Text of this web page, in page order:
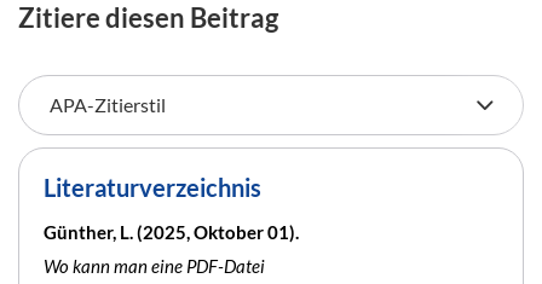
Zitiere diesen Beitrag
Literaturverzeichnis
Günther, L. (2025, Oktober 01).
Wo kann man eine PDF-Datei